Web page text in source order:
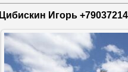
Цибискин Игорь